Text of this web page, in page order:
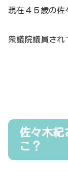
現在４５歳の佐
衆議院議員され
佐々木紀
こ？